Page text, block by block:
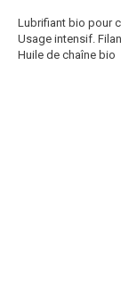
Lubrifiant bio pour
Usage intensif.
Huile de chaîne bio